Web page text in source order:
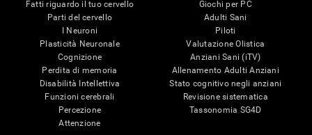
Fatti riguardo il tuo cervello
Parti del cervello
I Neuroni
Plasticità Neuronale
Cognizione
Perdita di memoria
Disabilità Intellettiva
Funzioni cerebrali
Percezione
Attenzione
Giochi per PC
Adulti Sani
Piloti
Valutazione Olistica
Anziani Sani (iTV)
Allenamento Adulti Anziani
Stato cognitivo negli anziani
Revisione sistematica
Tassonomia SG4D